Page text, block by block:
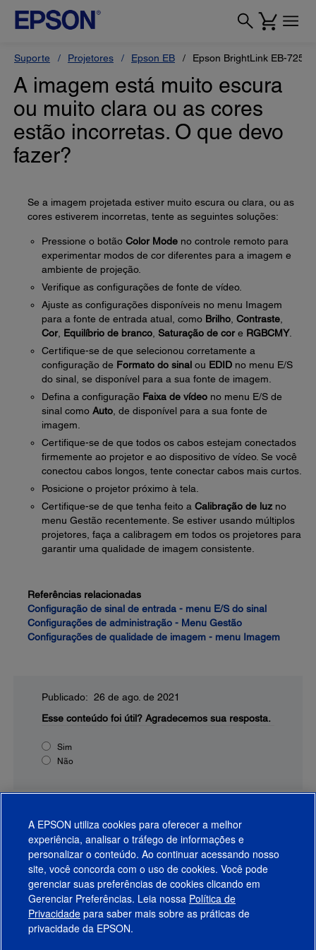
Suporte Projetores Epson EB Epson BrightLink EB-725Wi
A imagem está muito escura
ou muito clara ou as cores
estão incorretas. O que devo
fazer?
Se a imagem projetada estiver muito escura ou clara, ou as
cores estiverem incorretas, tente as seguintes soluções:
Pressione o botão Color Mode no controle remoto para
experimentar modos de cor diferentes para a imagem e
ambiente de projeção.
Verifique as configurações de fonte de vídeo.
Ajuste as configurações disponíveis no menu Imagem
para a fonte de entrada atual, como Brilho Contraste
Cor, Equilíbrio de branco Saturação de core RGBCMY.
Certifique-se de que selecionou corretamente a
configuração de Formato do sinal ou EDID no menu E/S
do sinal, se disponível para a sua fonte de imagem.
Defina a configuração Faixa de vídeo no menu E/S de
sinal como Auto , de disponível para a sua fonte de
imagem.
Certifique-se de que todos os cabos estejam conectados
firmemente ao projetor e ao dispositivo de vídeo. Se você
conectou cabos longos, tente conectar cabos mais curtos.
Posicione o projetor próximo à tela.
Certifique-se de que tenha feito a Calibração de luz no
menu Gestão recentemente. Se estiver usando múltiplos
projetores, faça a calibragem em todos os projetores para
garantir uma qualidade de imagem consistente.
Referências relacionadas
Configuração de sinal de entrada - menu E/S do sinal
Configurações de administração - Menu Gestão
Configurações de qualidade de imagem - menu Imagem
Publicado: 26 de ago. de 2021
Esse conteúdo foi útil? Agradecemos sua resposta.
Sim
Não
Produtos
Suporte
A EPSON utiliza cookies para oferecer a melhor
experiência, analisar o tráfego de informações e
personalizar o conteúdo. Ao continuar acessando nosso
site, você concorda com o uso de cookies. Você pode
gerenciar suas preferências de cookies clicando em
Gerenciar Preferências. Leia nossa Política de
Privacidade para saber mais sobre as práticas de
privacidade da EPSON.